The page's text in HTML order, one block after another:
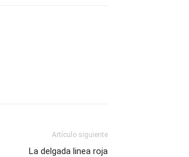
Artículo siguiente
La delgada linea roja